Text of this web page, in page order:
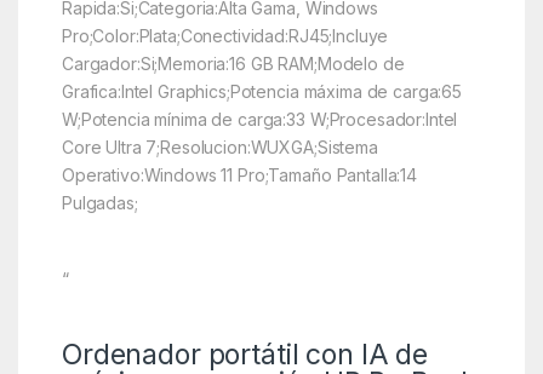
Rapida:Si;Categoria:Alta Gama, Windows
Pro;Color:Plata;Conectividad:RJ45;Incluye
Cargador:Si;Memoria:16 GB RAM;Modelo de
Grafica:Intel Graphics;Potencia máxima de carga:65
W;Potencia mínima de carga:33 W;Procesador:Intel
Core Ultra 7;Resolucion:WUXGA;Sistema
Operativo:Windows 11 Pro;Tamaño Pantalla:14
Pulgadas;
“
Ordenador portátil con IA de